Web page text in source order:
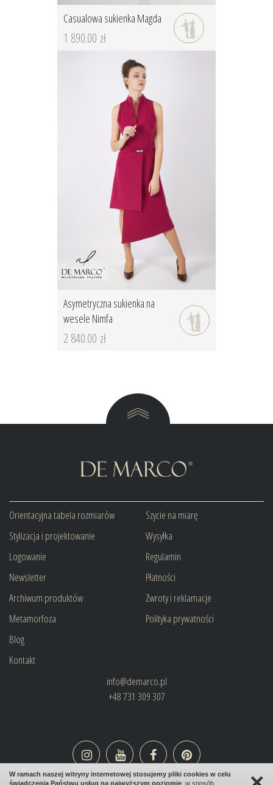
Casualowa sukienka Magda
1 890.00 zł
Asymetryczna sukienka na
wesele Nimfa
2 840.00 zł
Orientacyjna tabela rozmiarów
Stylizacja i projektowanie
Logowanie
Newsletter
Archiwum produktów
Metamorfoza
Blog
Kontakt
Szycie na miarę
Wysyłka
Regulamin
Płatności
Zwroty i reklamacje
Polityka prywatności
info@demarco.pl
+48 731 309 307
W ramach naszej witryny internetowej stosujemy pliki cookies w celu
świadczenia Państwu usług na najwyższym poziomie , w sposób